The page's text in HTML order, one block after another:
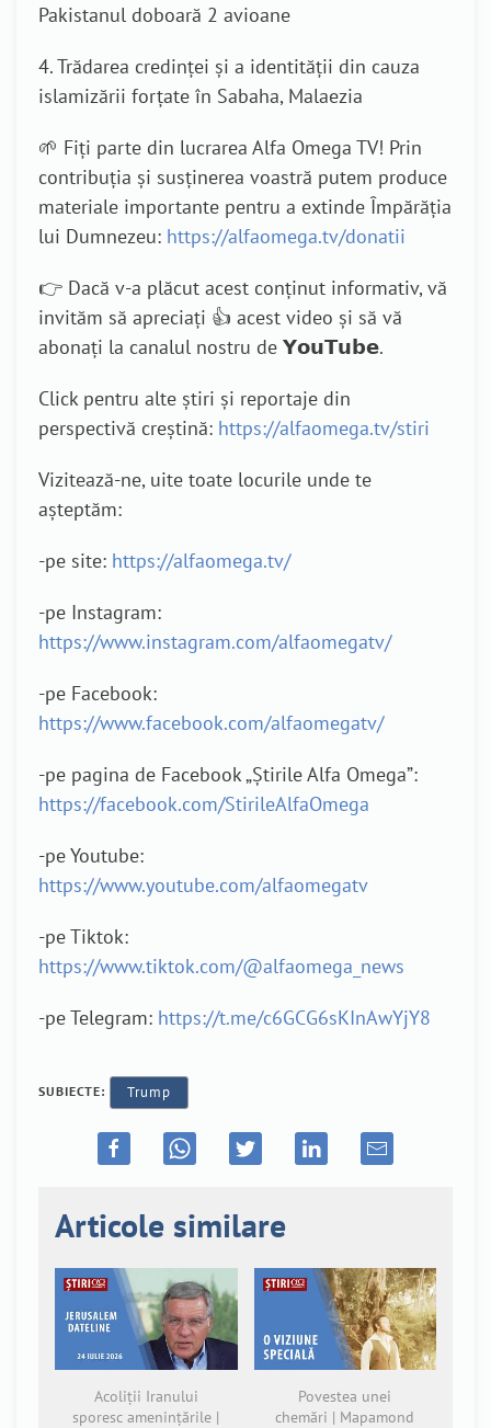
Pakistanul doboară 2 avioane
4. Trădarea credinței și a identității din cauza
islamizării forțate în Sabaha, Malaezia
🌱 Fiți parte din lucrarea Alfa Omega TV! Prin
contribuția și susținerea voastră putem produce
materiale importante pentru a extinde Împărăția
lui Dumnezeu: https://alfaomega.tv/donatii
👉 Dacă v-a plăcut acest conținut informativ, vă
invităm să apreciați 👍 acest video și să vă
abonați la canalul nostru de 𝗬𝗼𝘂𝗧𝘂𝗯𝗲.
Click pentru alte știri și reportaje din
perspectivă creștină: https://alfaomega.tv/stiri
Vizitează-ne, uite toate locurile unde te
așteptăm:
-pe site: https://alfaomega.tv/
-pe Instagram:
https://www.instagram.com/alfaomegatv/
-pe Facebook:
https://www.facebook.com/alfaomegatv/
-pe pagina de Facebook „Știrile Alfa Omega”:
https://facebook.com/StirileAlfaOmega
-pe Youtube:
https://www.youtube.com/alfaomegatv
-pe Tiktok:
https://www.tiktok.com/@alfaomega_news
-pe Telegram: https://t.me/c6GCG6sKInAwYjY8
SUBIECTE: Trump
Articole similare
Acoliții Iranului
sporesc amenințările |
Povestea unei
chemări | Mapamond